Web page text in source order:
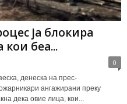
ја блокира
кои беа...
0
денеска на прес-
ангажирани преку
дека овие лица, кои...